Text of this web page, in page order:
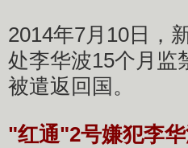
2014年7月10日，
处李华波15个月监
被遣返回国。
"红通"2号嫌犯李